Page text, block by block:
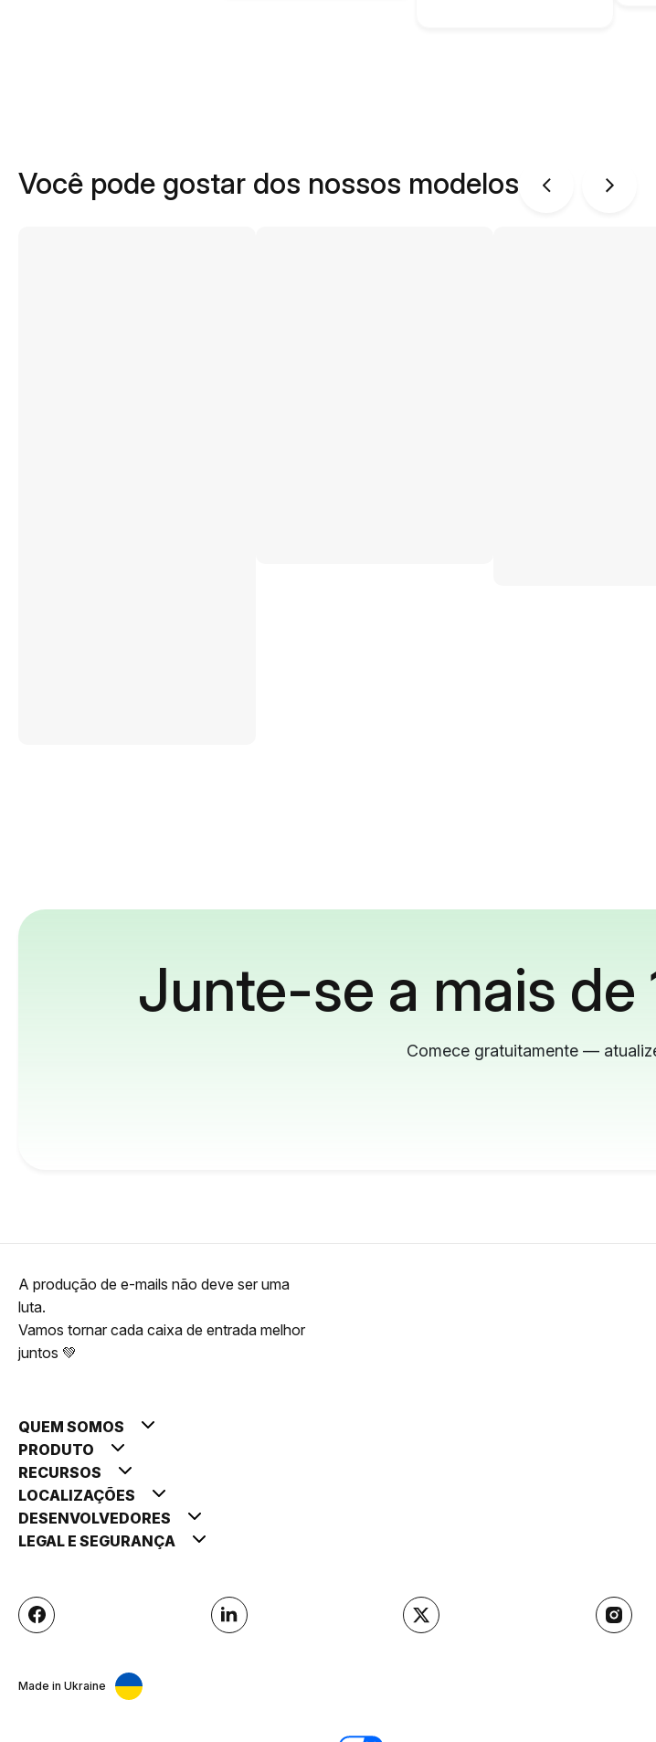
Você pode gostar dos nossos modelos
Junte-se a mais de
Comece gratuitamente —
A produção de e-mails não deve ser uma
luta.
Vamos tornar cada caixa de entrada melhor
juntos 💚
QUEM SOMOS
PRODUTO
RECURSOS
LOCALIZAÇÕES
DESENVOLVEDORES
LEGAL E SEGURANÇA
Made in Ukraine